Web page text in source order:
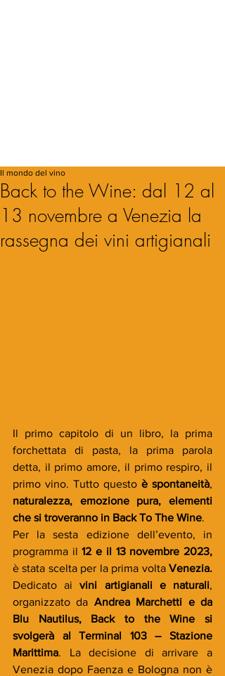
Back to the Wine: dal 12 al
13 novembre a Venezia la
rassegna dei vini artigianali
Il mondo del vino
Il primo capitolo di un libro, la prima
forchettata di pasta, la prima parola
detta, il primo amore, il primo respiro, il
primo vino. Tutto questo è spontaneità
naturalezza, emozione pura, elementi
che si troveranno in Back To The Wine.
Per la sesta edizione dell’evento, in
programma il
è stata scelta per la prima volta
Dedicato ai vini artigianali e naturali,
organizzato da Andrea Marchetti e da
Blu Nautilus, Back to the Wine si
svolgerà al Terminal 103 – Stazione
Marittima. La decisione di arrivare a
Venezia dopo Faenza e Bologna non è